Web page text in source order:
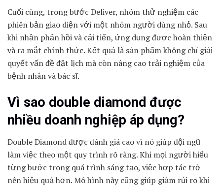
Cuối cùng, trong bước Deliver, nhóm thử nghiệm các
phiên bản giao diện với một nhóm người dùng nhỏ. Sau
khi nhận phản hồi và cải tiến, ứng dụng được hoàn thiện
và ra mắt chính thức. Kết quả là sản phẩm không chỉ giải
quyết vấn đề đặt lịch mà còn nâng cao trải nghiệm của
bệnh nhân và bác sĩ.
Vì sao double diamond được
nhiều doanh nghiệp áp dụng?
Double Diamond được đánh giá cao vì nó giúp đội ngũ
làm việc theo một quy trình rõ ràng. Khi mọi người hiểu
từng bước trong quá trình sáng tạo, việc hợp tác trở
nên hiệu quả hơn. Mô hình này cũng giúp giảm rủi ro khi